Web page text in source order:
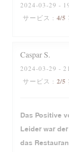
2024-03-29 -
サービス : 4/5
Caspar S
2024-03-29 -
サービス : 2/5
Das Positive
Leider war
das